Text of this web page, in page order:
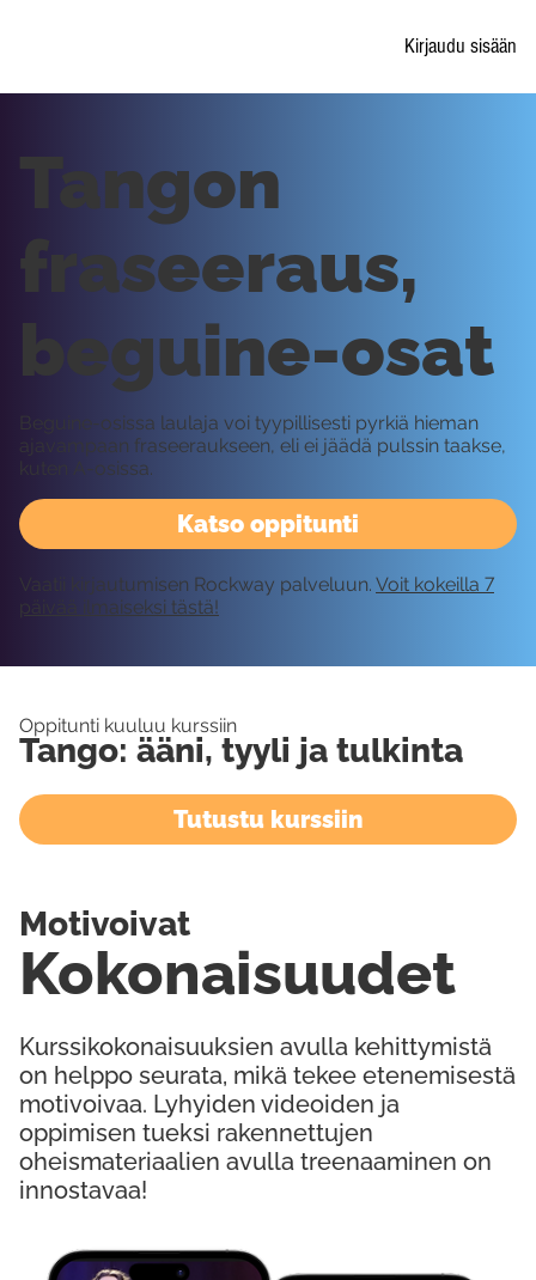
Kirjaudu sisään
Katso oppitunti
Tangon
fraseeraus,
beguine-osat
Beguine-osissa laulaja voi tyypillisesti pyrkiä hieman
ajavampaan fraseeraukseen, eli ei jäädä pulssin taakse,
kuten A-osissa.
Vaatii kirjautumisen Rockway palveluun. Voit kokeilla 7
päivää ilmaiseksi tästä!
Oppitunti kuuluu kurssiin
Tango: ääni, tyyli ja tulkinta
Tutustu kurssiin
Kurssikokonaisuuksien avulla kehittymistä
on helppo seurata, mikä tekee etenemisestä
motivoivaa. Lyhyiden videoiden ja
oppimisen tueksi rakennettujen
oheismateriaalien avulla treenaaminen on
innostavaa!
Kokonaisuudet
Motivoivat